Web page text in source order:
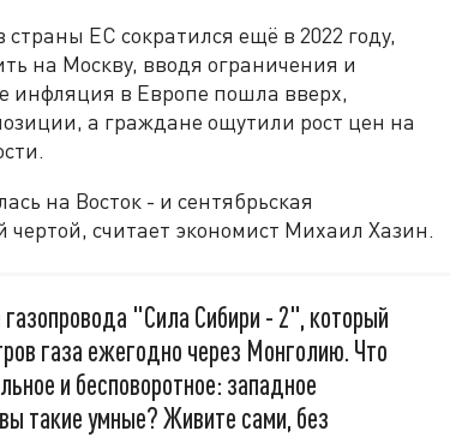
страны ЕС сократился ещё в 2022 году,
на Москву, вводя ограничения и
инфляция в Европе пошла вверх,
а граждане ощутили рост цен на
на Восток - и сентябрьская
чертой, считает экономист Михаил Хазин.
"Сила Сибири - 2", который
газа ежегодно через Монголию. Что
и бесповоротное: западное
такие умные? Живите сами, без